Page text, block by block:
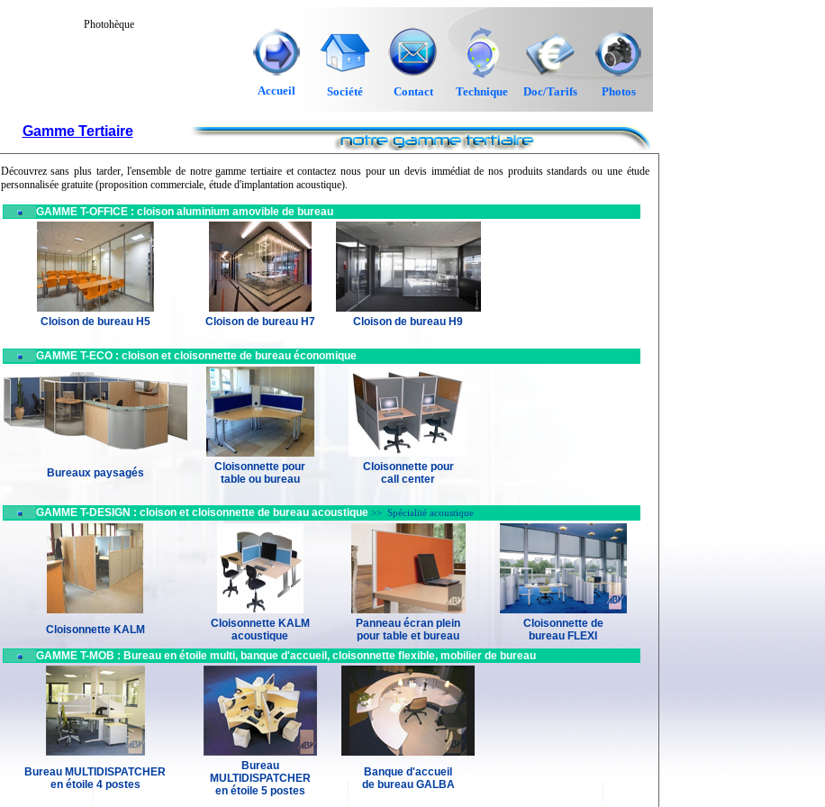
Photohèque
Accueil Société Contact Technique Doc/Tarifs Photos
Gamme Tertiaire
Découvrez sans plus tarder, l'ensemble de notre gamme tertiaire et contactez nous pour un devis immédiat de nos produits standards ou une étude
personnalisée gratuite (proposition commerciale, étude d'implantation acoustique).
GAMME T-OFFICE : cloison aluminium amovible de bureau
Cloison de bureau H5 Cloison de bureau H7 Cloison de bureau H9
GAMME T-ECO : cloison et cloisonnette de bureau économique
Bureaux paysagés
Cloisonnette pour
table ou bureau
Cloisonnette pour
call center
GAMME T-DESIGN : cloison et cloisonnette de bureau acoustique >> Spécialité acoustique
Cloisonnette KALM
Cloisonnette KALM
acoustique
Panneau écran plein
pour table et bureau
Cloisonnette de
bureau FLEXI
GAMME T-MOB : Bureau en étoile multi, banque d'accueil, cloisonnette flexible, mobilier de bureau
Bureau MULTIDISPATCHER
en étoile 4 postes
Bureau
MULTIDISPATCHER
en étoile 5 postes
Banque d'accueil
de bureau GALBA